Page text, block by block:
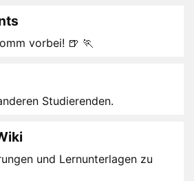
vorbei! 🍺 🏃
Studierenden.
und Lernunterlagen zu